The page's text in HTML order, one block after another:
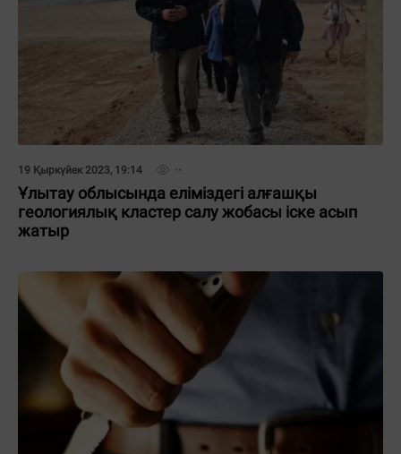
19 Қыркүйек 2023, 19:14
Ұлытау облысында еліміздегі алғашқы
геологиялық кластер салу жобасы іске асып
жатыр